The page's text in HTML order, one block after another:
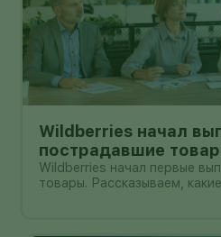
Wildberries начал
пострадавшие
документы собрать
АПМ
Wildberries начал первые
товары. Рассказываем,